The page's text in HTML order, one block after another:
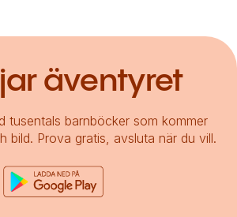
äventyret
tusentals barnböcker som kommer
bild. Prova gratis, avsluta när du vill.